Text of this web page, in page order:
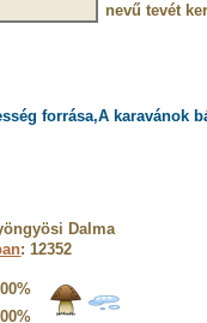
nevű tevét
forrása,A karavánok
Dalma
: 12352